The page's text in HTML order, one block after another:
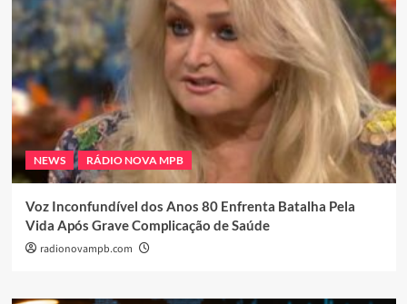
NEWS RÁDIO NOVA MPB
Voz Inconfundível dos Anos 80 Enfrenta Batalha Pela
Vida Após Grave Complicação de Saúde
radionovampb.com